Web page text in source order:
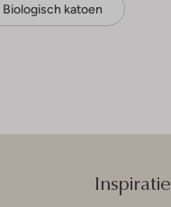
Biologisch katoen
Inspiratie